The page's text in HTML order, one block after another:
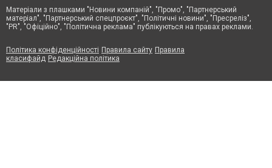
Матеріали з плашками "Новини компаній", "Промо", "Партнерський
матеріал", "Партнерський спецпроєкт", "Політичні новини", "Пресреліз",
"PR", "Офіційно", "Політична реклама" публікуються на правах реклами.
Політика конфіденційності Правила сайту Правила
класифайд Редакційна політика